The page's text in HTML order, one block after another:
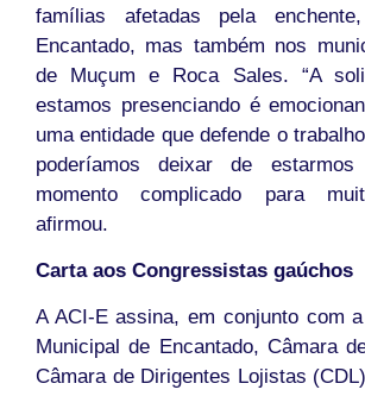
famílias afetadas pela
Encantado, mas também nos
de Muçum e Roca Sales. “A
estamos presenciando é
uma entidade que defende o
poderíamos deixar de
momento complicado para
afirmou.
Carta aos Congressistas gaúchos
A ACI-E assina, em conjunto com
Municipal de Encantado, Câmara
Câmara de Dirigentes Lojistas